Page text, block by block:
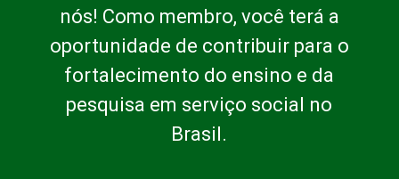
nós! Como membro, você terá a
oportunidade de contribuir para o
fortalecimento do ensino e da
pesquisa em serviço social no
Brasil.